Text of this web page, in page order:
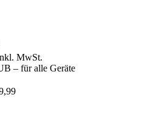
MwSt.
– für alle Geräte